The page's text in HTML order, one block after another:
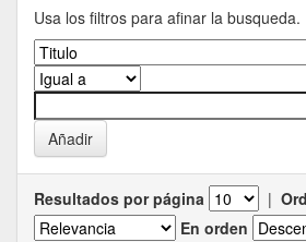
Usa los filtros para afinar la busqueda.
Resultados por página |
En orden